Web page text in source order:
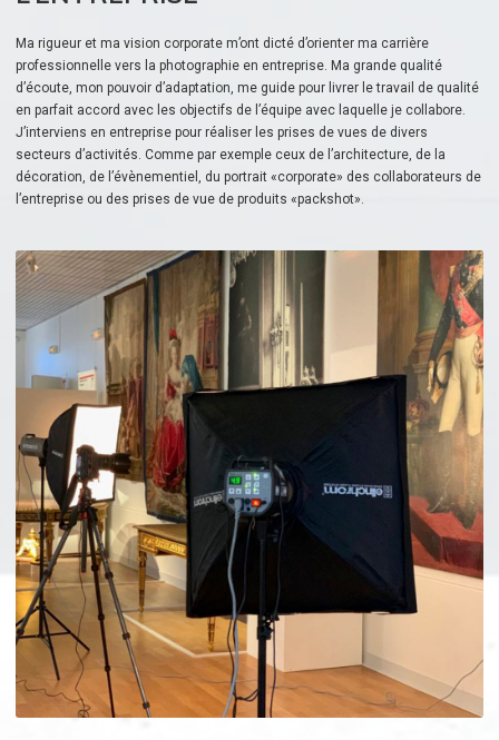
Ma rigueur et ma vision corporate m’ont dicté d’orienter ma carrière
professionnelle vers la photographie en entreprise. Ma grande qualité
d’écoute, mon pouvoir d’adaptation, me guide pour livrer le travail de qualité
en parfait accord avec les objectifs de l’équipe avec laquelle je collabore.
J’interviens en entreprise pour réaliser les prises de vues de divers
secteurs d’activités. Comme par exemple ceux de l’architecture, de la
décoration, de l’évènementiel, du portrait «corporate» des collaborateurs de
l’entreprise ou des prises de vue de produits «packshot».